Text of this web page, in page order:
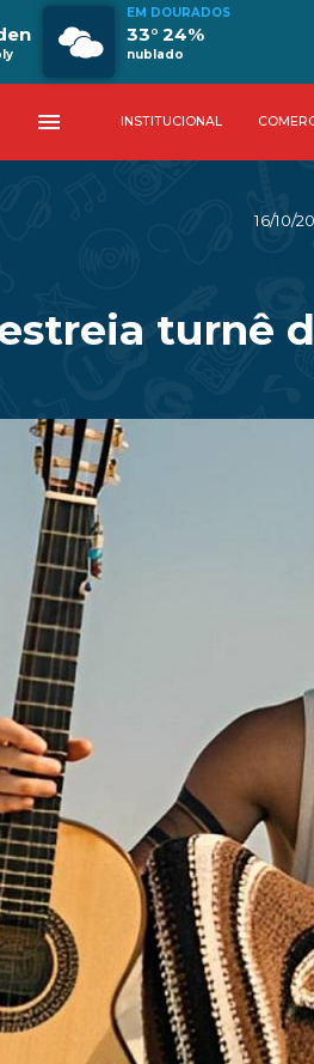
EM DOURADOS
33° 24%
nublado
menu INSTITUCIONAL
16/10/
turnê